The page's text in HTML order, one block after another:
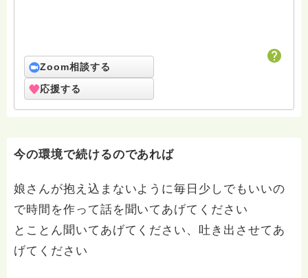
Zoom相談する
応援する
今の環境で続けるのであれば
娘さんが抱え込まないように毎日少しでもいいの
で時間を作って話を聞いてあげてください
とことん聞いてあげてください、吐き出させてあ
げてください